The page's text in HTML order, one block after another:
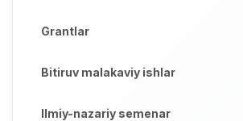
Grantlar
Bitiruv malakaviy ishlar
Ilmiy-nazariy semenar